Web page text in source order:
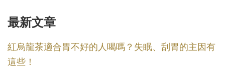
最新文章
紅烏龍茶適合胃不好的人喝嗎？失眠、刮胃的主因有
這些！